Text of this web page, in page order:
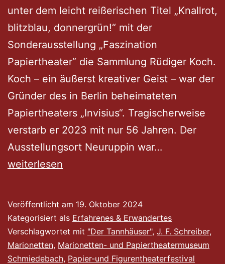
unter dem leicht reißerischen Titel „Knallrot,
blitzblau, donnergrün!“ mit der
Sonderausstellung „Faszination
Papiertheater“ die Sammlung Rüdiger Koch.
Koch – ein äußerst kreativer Geist – war der
Gründer des in Berlin beheimateten
Papiertheaters „Invisius“. Tragischerweise
verstarb er 2023 mit nur 56 Jahren. Der
Ausstellungsort Neuruppin war…
weiterlesen
Veröffentlicht am 19. Oktober 2024
Kategorisiert als Erfahrenes & Erwandertes
Verschlagwortet mit "Der Tannhäuser", J. F. Schreiber,
Marionetten, Marionetten- und Papiertheatermuseum
Schmiedebach, Papier-und Figurentheaterfestival